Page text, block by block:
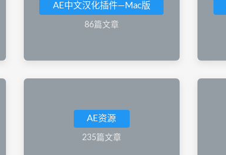
AE中文汉化插件—Mac版
86篇文章
AE资源
235篇文章